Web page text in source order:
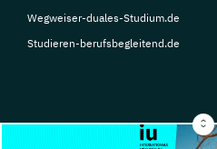
Wegweiser-duales-Studium.de
Studieren-berufsbegleitend.de